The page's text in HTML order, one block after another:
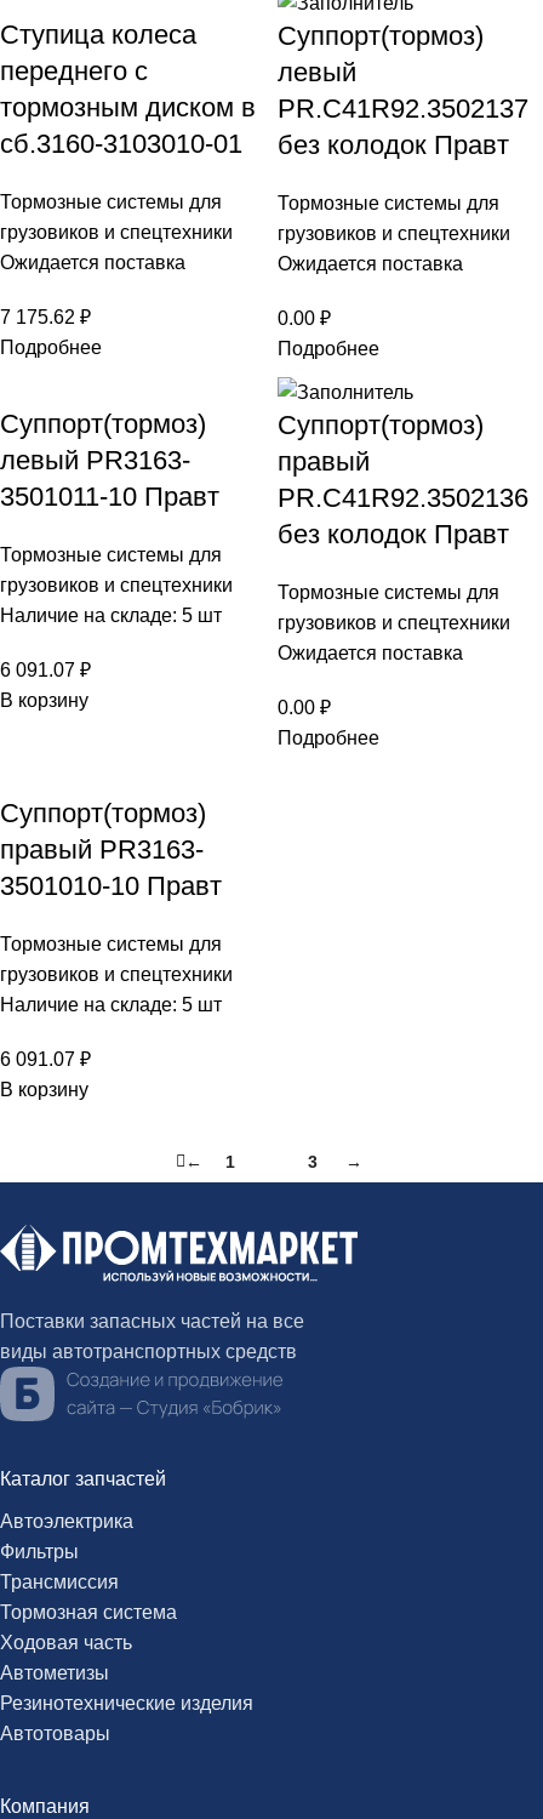
Ступица колеса
переднего с
тормозным диском в
сб.3160-3103010-01
Тормозные системы для
грузовиков и спецтехники
Ожидается поставка
7 175.62 ₽
Подробнее
Суппорт(тормоз)
левый
PR.C41R92.3502137
без колодок Правт
Тормозные системы для
грузовиков и спецтехники
Ожидается поставка
0.00 ₽
Подробнее
Суппорт(тормоз)
левый PR3163-
3501011-10 Правт
Тормозные системы для
грузовиков и спецтехники
Наличие на складе: 5 шт
6 091.07 ₽
В корзину
Суппорт(тормоз)
правый
PR.C41R92.3502136
без колодок Правт
Тормозные системы для
грузовиков и спецтехники
Ожидается поставка
0.00 ₽
Подробнее
Суппорт(тормоз)
правый PR3163-
3501010-10 Правт
Тормозные системы для
грузовиков и спецтехники
Наличие на складе: 5 шт
6 091.07 ₽
В корзину
← 1 3 →
Поставки запасных частей на все
виды автотранспортных средств
Каталог запчастей
Автоэлектрика
Фильтры
Трансмиссия
Тормозная система
Ходовая часть
Автометизы
Резинотехнические изделия
Автотовары
Компания